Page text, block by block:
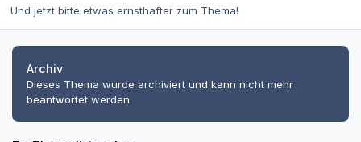
Und jetzt bitte etwas ernsthafter zum Thema!
Archiv
Dieses Thema wurde archiviert und kann nicht mehr
beantwortet werden.